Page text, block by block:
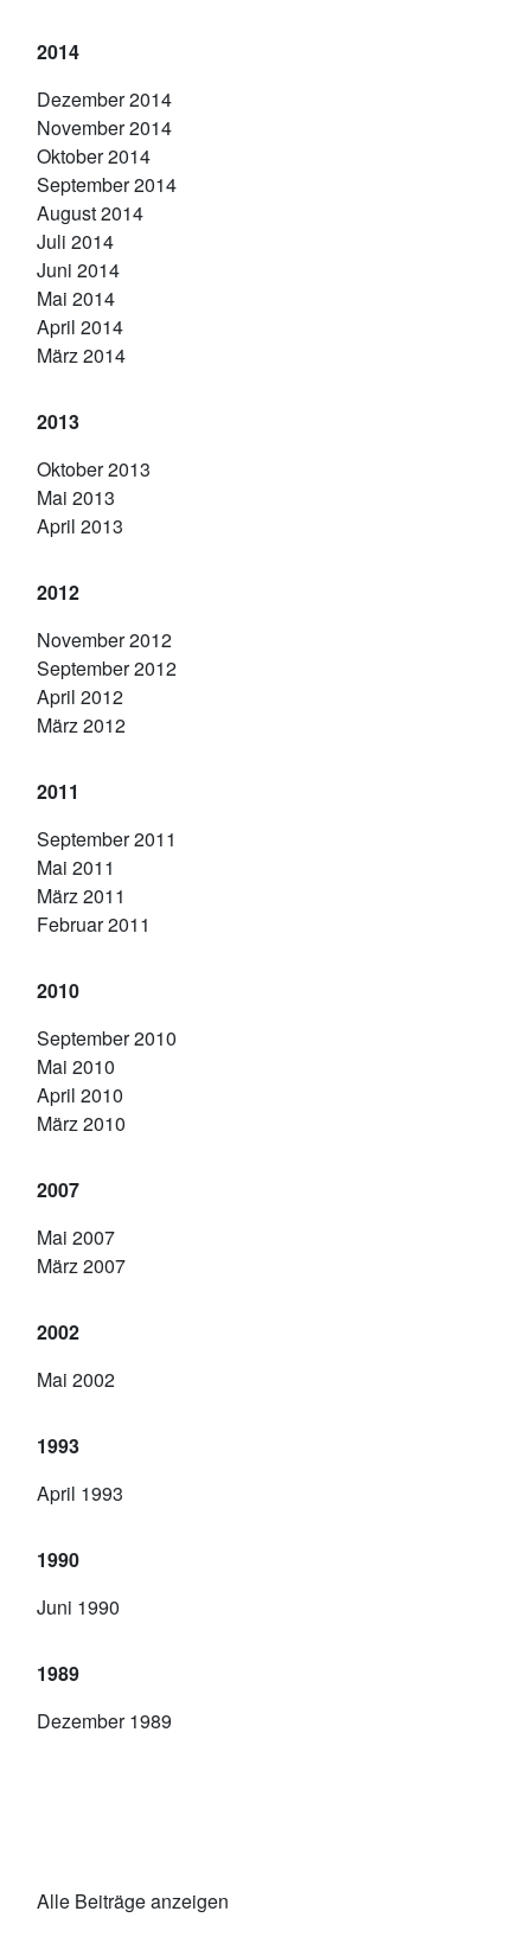
2014
Dezember 2014
November 2014
Oktober 2014
September 2014
August 2014
Juli 2014
Juni 2014
Mai 2014
April 2014
März 2014
2013
Oktober 2013
Mai 2013
April 2013
2012
November 2012
September 2012
April 2012
März 2012
2011
September 2011
Mai 2011
März 2011
Februar 2011
2010
September 2010
Mai 2010
April 2010
März 2010
2007
Mai 2007
März 2007
2002
Mai 2002
1993
April 1993
1990
Juni 1990
1989
Dezember 1989
Alle Beiträge anzeigen